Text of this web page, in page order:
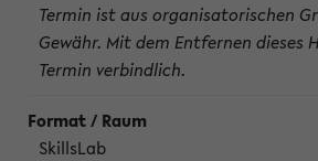
Termin ist aus organisatorischen
Gewähr. Mit dem Entfernen dieses
Termin verbindlich.
SkillsLab